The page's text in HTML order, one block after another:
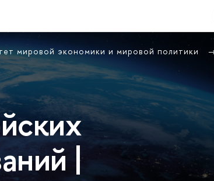
мировой экономики и мировой политики
|